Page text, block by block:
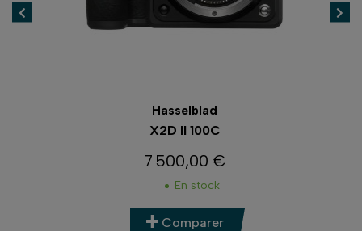
Hasselblad
X2D II 100C
Prix
7 500,00 €
En stock
Comparer